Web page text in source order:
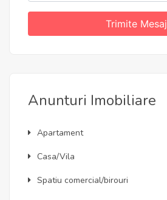
Trimite Mesaj
Anunturi Imobiliare
Apartament
Casa/Vila
Spatiu comercial/birouri